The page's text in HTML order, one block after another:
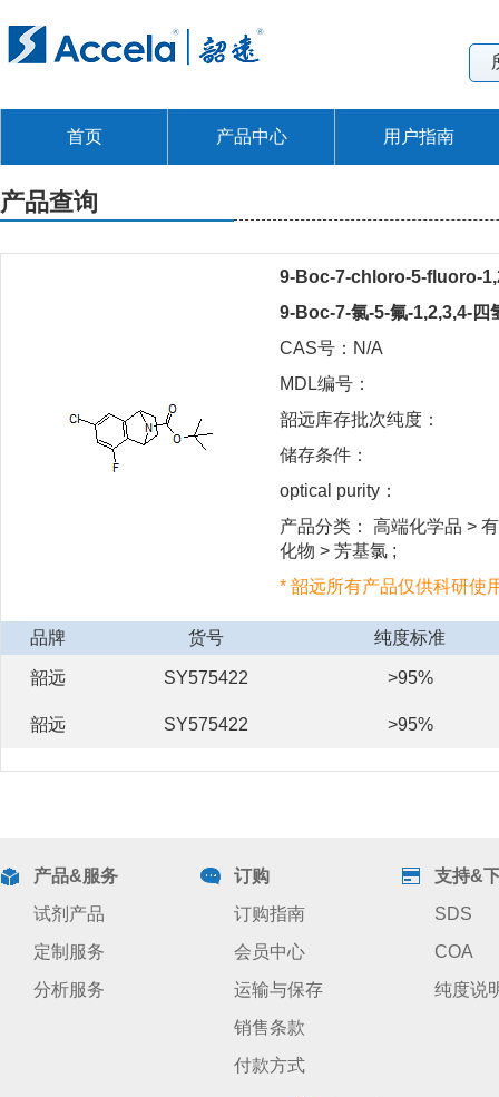
首页 产品中心 用户指南
产品查询
9-Boc-7-chloro-5-fluoro-
9-Boc-7-氯-5-氟-1,2,3,4-四
CAS号：N/A
MDL编号：
韶远库存批次纯度：
储存条件：
optical purity：
产品分类： 高端化学品 >
化物 > 芳基氯 ;
* 韶远所有产品仅供科研使
品牌 货号 纯度标准
韶远 SY575422 >95%
韶远 SY575422 >95%
产品&服务
试剂产品
定制服务
分析服务
订购
订购指南
会员中心
运输与保存
销售条款
付款方式
支持&
SDS
COA
纯度说